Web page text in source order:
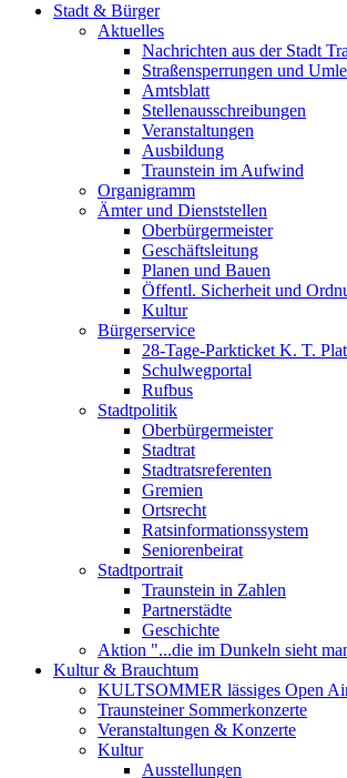
Stadt & Bürger
Aktuelles
Nachrichten aus der Stadt
Straßensperrungen und
Amtsblatt
Stellenausschreibungen
Veranstaltungen
Ausbildung
Traunstein im Aufwind
Organigramm
Ämter und Dienststellen
Oberbürgermeister
Geschäftsleitung
Planen und Bauen
Öffentl. Sicherheit und
Kultur
Bürgerservice
28-Tage-Parkticket K. T.
Schulwegportal
Rufbus
Stadtpolitik
Oberbürgermeister
Stadtrat
Stadtratsreferenten
Gremien
Ortsrecht
Ratsinformationssystem
Seniorenbeirat
Stadtportrait
Traunstein in Zahlen
Partnerstädte
Geschichte
Aktion "...die im Dunkeln sieht
Kultur & Brauchtum
KULTSOMMER lässiges Open
Traunsteiner Sommerkonzerte
Veranstaltungen & Konzerte
Kultur
Ausstellungen